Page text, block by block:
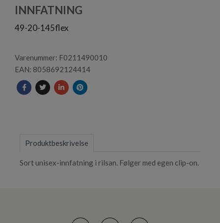
3INNFATNING
49-20-145flex
Varenummer: F0211490010
EAN: 8058692124414
Produktbeskrivelse
Sort unisex-innfatning i rilsan. Følger med egen clip-on.